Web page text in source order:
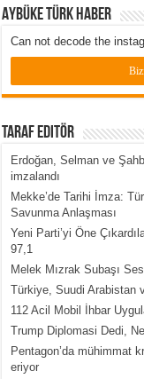
Aybüke Türk Haber
Can not decode the
Taraf Editör
Erdoğan, Selman ve
imzalandı
Mekke’de Tarihi İmza:
Savunma Anlaşması
Yeni Parti’yi Öne
97,1
Melek Mızrak Subaşı
Türkiye, Suudi Arabistan
112 Acil Mobil İhbar
Trump Diplomasi Dedi,
Pentagon’da mühimmat
eriyor